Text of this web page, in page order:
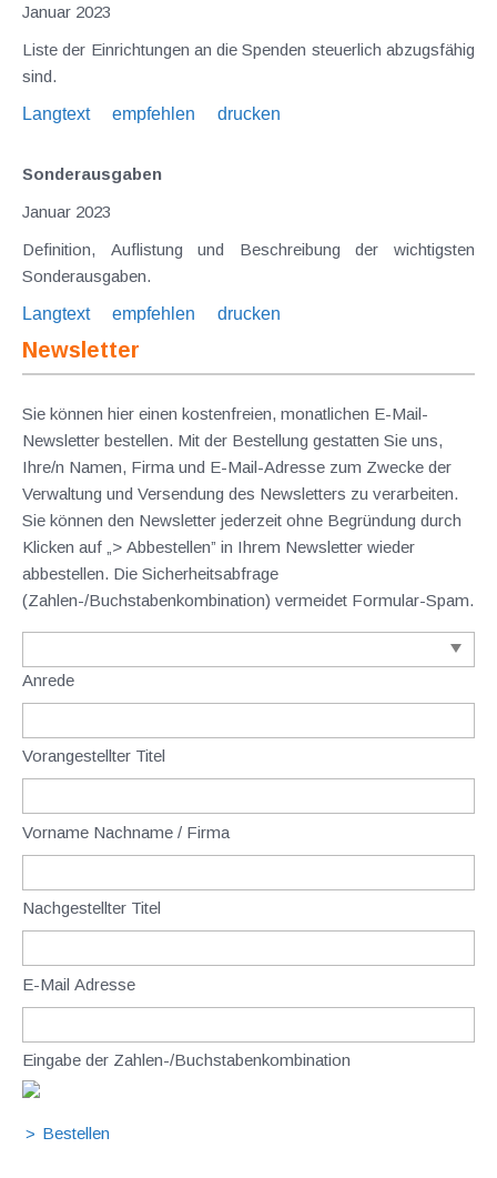
Januar 2023
Liste der Einrichtungen an die Spenden steuerlich abzugsfähig
sind.
Langtext
empfehlen drucken
Sonderausgaben
Januar 2023
Definition, Auflistung und Beschreibung der wichtigsten
Sonderausgaben.
Langtext
empfehlen drucken
Newsletter
Sie können hier einen kostenfreien, monatlichen E-Mail-
Newsletter bestellen. Mit der Bestellung gestatten Sie uns,
Ihre/n Namen, Firma und E-Mail-Adresse zum Zwecke der
Verwaltung und Versendung des Newsletters zu verarbeiten.
Sie können den Newsletter jederzeit ohne Begründung durch
Klicken auf „> Abbestellen” in Ihrem Newsletter wieder
abbestellen. Die Sicherheitsabfrage
(Zahlen-/Buchstabenkombination) vermeidet Formular-Spam.
Anrede
Vorangestellter Titel
Vorname Nachname / Firma
Nachgestellter Titel
E-Mail Adresse
Eingabe der Zahlen-/Buchstabenkombination